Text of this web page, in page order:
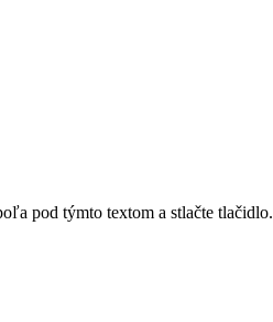
pod týmto textom a stlačte tlačidlo.